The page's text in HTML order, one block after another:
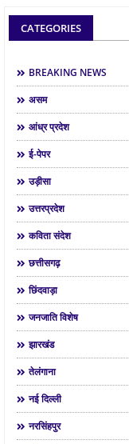
CATEGORIES
BREAKING NEWS
असम
आंध्र प्रदेश
ई-पेपर
उड़ीसा
उत्तरप्रदेश
कविता संदेश
छत्तीसगढ़
छिंदवाड़ा
जनजाति विशेष
झारखंड
तेलंगाना
नई दिल्ली
नरसिंहपुर